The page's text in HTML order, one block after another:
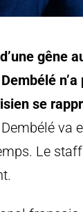
gêne
se
va
Le